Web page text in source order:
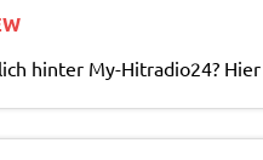
hinter My-Hitradio24?